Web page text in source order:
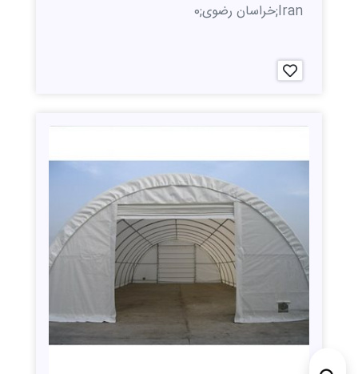
Iran;خراسان رضوی;0